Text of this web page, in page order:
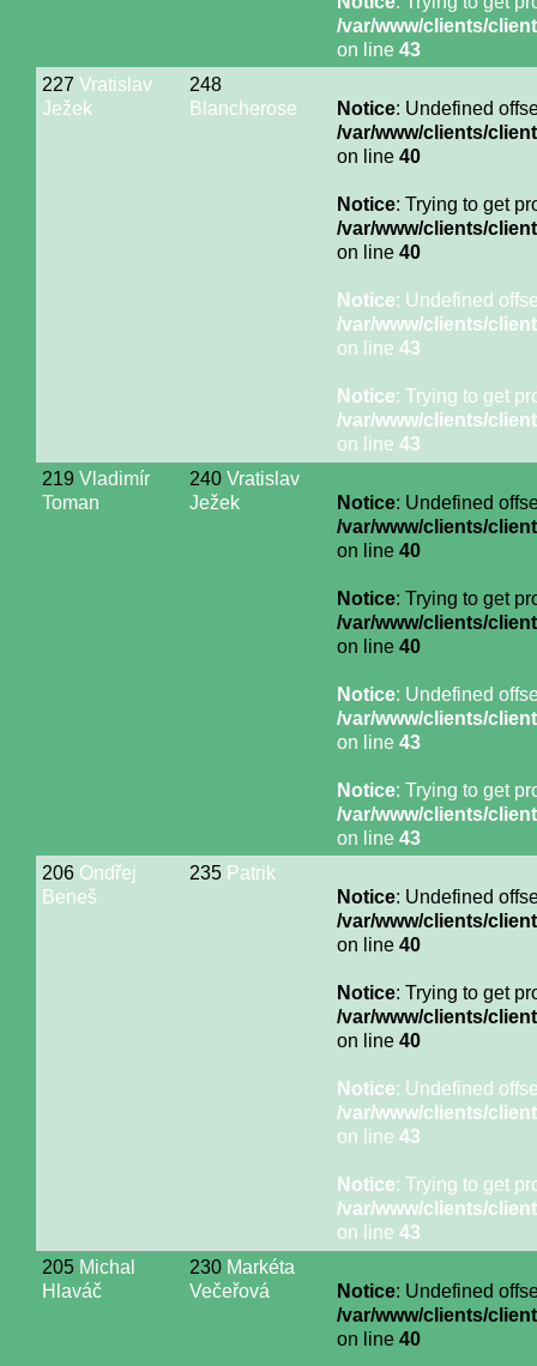
/var/www/clients/
on line 43
227 Vratislav
Ježek
248
Blancherose
Notice: Undefined
/var/www/clients/
on line 40
Notice: Trying to get
/var/www/clients/
on line 40
Notice: Undefined
/var/www/clients/
on line 43
Notice: Trying to get
/var/www/clients/
on line 43
219 Vladimír
Toman
240 Vratislav
Ježek
Notice: Undefined
/var/www/clients/
on line 40
Notice: Trying to get
/var/www/clients/
on line 40
Notice: Undefined
/var/www/clients/
on line 43
Notice: Trying to get
/var/www/clients/
on line 43
206 Ondřej
Beneš
235 Patrik
Notice: Undefined
/var/www/clients/
on line 40
Notice: Trying to get
/var/www/clients/
on line 40
Notice: Undefined
/var/www/clients/
on line 43
Notice: Trying to get
/var/www/clients/
on line 43
205 Michal
Hlaváč
230 Markéta
Večeřová
Notice: Undefined
/var/www/clients/
on line 40